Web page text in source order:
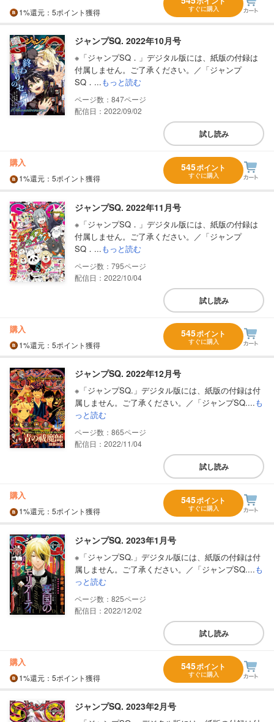
1%還元 ：5ポイント獲得 すぐに購入
ジャンプSQ. 2022年10月号
※「ジャンプSQ．」デジタル版には、紙版の付録は
付属しません。ご了承ください。／「ジャンプ
SQ．...もっと読む
847
配信日：2022/09/02
試し読み
購入
1%還元 ：5ポイント獲得
545ポイント
すぐに購入
ジャンプSQ. 2022年11月号
※「ジャンプSQ．」デジタル版には、紙版の付録は
付属しません。ご了承ください。／「ジャンプ
SQ．...もっと読む
795
配信日：2022/10/04
試し読み
購入
1%還元 ：5ポイント獲得
545ポイント
すぐに購入
ジャンプSQ. 2022年12月号
※「ジャンプSQ.」デジタル版には、紙版の付録は付
属しません。ご了承ください。／「ジャンプSQ....も
っと読む
865
配信日：2022/11/04
試し読み
購入
1%還元 ：5ポイント獲得
545ポイント
すぐに購入
ジャンプSQ. 2023年1月号
※「ジャンプSQ.」デジタル版には、紙版の付録は付
属しません。ご了承ください。／「ジャンプSQ....も
っと読む
825
配信日：2022/12/02
試し読み
購入
1%還元 ：5ポイント獲得
545ポイント
すぐに購入
ジャンプSQ. 2023年2月号